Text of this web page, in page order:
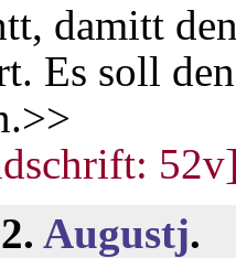
damitt
Es soll
Augustj.